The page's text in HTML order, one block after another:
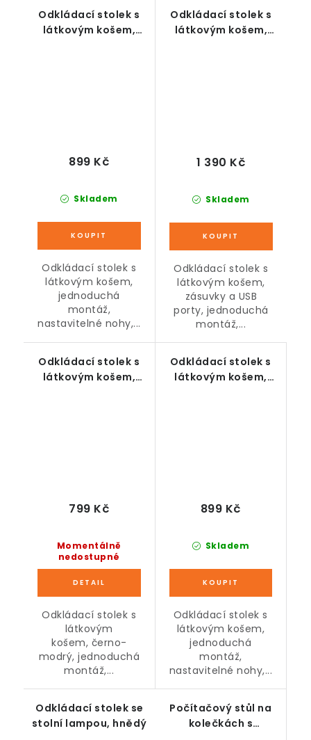
Odkládací stolek s
látkovým košem,
Skladem
899 Kč
Odkládací stolek s
látkovým košem,
jednoduchá
montáž,
nastavitelné nohy,...
Odkládací stolek s
látkovým košem,
Skladem
1 390 Kč
Odkládací stolek s
látkovým košem,
zásuvky a USB
porty, jednoduchá
montáž,...
Odkládací stolek s
látkovým košem,
Momentálně
nedostupné
799 Kč
Odkládací stolek s
látkovým
košem, černo-
modrý, jednoduchá
montáž,...
Odkládací stolek s
látkovým košem,
Skladem
899 Kč
Odkládací stolek s
látkovým košem,
jednoduchá
montáž,
nastavitelné nohy,...
Odkládací stolek se
stolní lampou, hnědý
Počítačový stůl na
kolečkách s